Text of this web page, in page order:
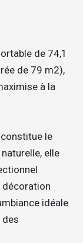
de 74,1
de 79 m2),
à la
le
elle
décoration
idéale
des